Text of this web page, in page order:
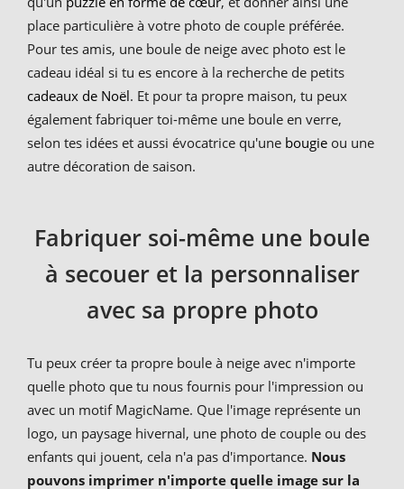
place particulière à votre photo de couple préférée.
Pour tes amis, une boule de neige avec photo est le
cadeau idéal si tu es encore à la recherche de petits
cadeaux de Noël. Et pour ta propre maison, tu peux
également fabriquer toi-même une boule en verre,
selon tes idées et aussi évocatrice qu'une bougie ou une
autre décoration de saison.
Fabriquer soi-même une boule
à secouer et la personnaliser
avec sa propre photo
Tu peux créer ta propre boule à neige avec n'importe
quelle photo que tu nous fournis pour l'impression ou
avec un motif MagicName. Que l'image représente un
logo, un paysage hivernal, une photo de couple ou des
enfants qui jouent, cela n'a pas d'importance. Nous
pouvons imprimer n'importe quelle image sur la